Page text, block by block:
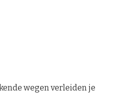
wegen verleiden je